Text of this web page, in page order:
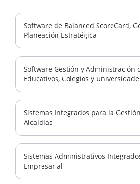
Software de Balanced ScoreCard,
Planeación Estratégica
Software Gestión y Administración
Educativos, Colegios y
Sistemas Integrados para la
Alcaldias
Sistemas Administrativos
Empresarial